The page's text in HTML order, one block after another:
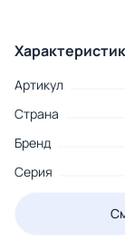
Артикул
Страна
Бренд
Серия